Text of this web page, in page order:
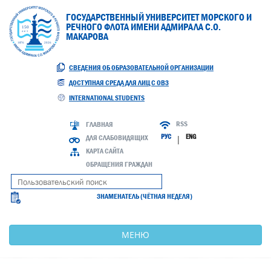
ГОСУДАРСТВЕННЫЙ УНИВЕРСИТЕТ МОРСКОГО И
РЕЧНОГО ФЛОТА ИМЕНИ АДМИРАЛА С.О.
МАКАРОВА
СВЕДЕНИЯ ОБ ОБРАЗОВАТЕЛЬНОЙ ОРГАНИЗАЦИИ
ДОСТУПНАЯ СРЕДА ДЛЯ ЛИЦ С ОВЗ
INTERNATIONAL STUDENTS
ГЛАВНАЯ
ДЛЯ СЛАБОВИДЯЩИХ
КАРТА САЙТА
ОБРАЩЕНИЯ ГРАЖДАН
RSS
РУС | ENG
ЗНАМЕНАТЕЛЬ (ЧЁТНАЯ НЕДЕЛЯ)
МЕНЮ